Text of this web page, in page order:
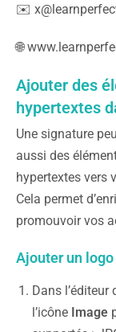
✉️
🌐
Ajouter des
hypertextes
Une signature
aussi des
hypertextes vers
Cela permet
promouvoir vos
Ajouter un
Dans
l’icône Image